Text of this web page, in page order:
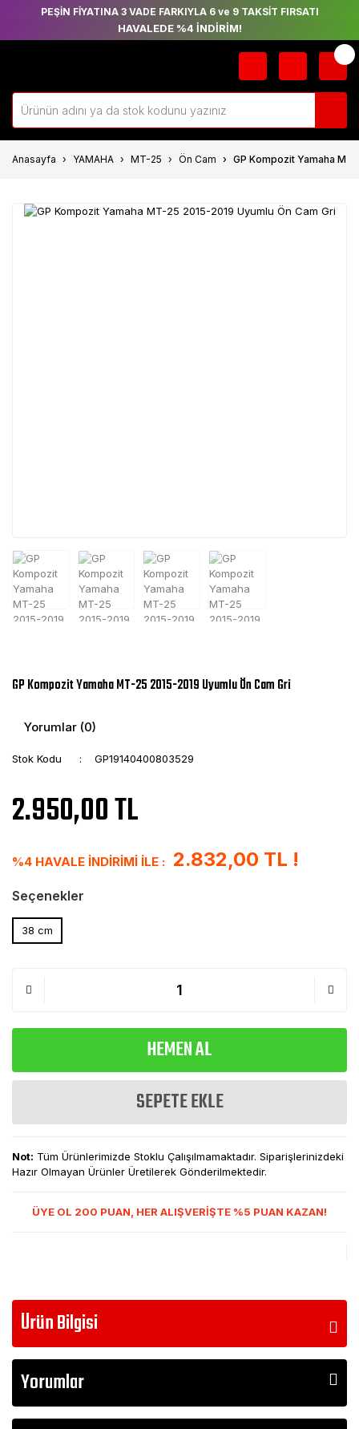
PEŞİN FİYATINA 3 VADE FARKIYLA 6 ve 9 TAKSİT FIRSATI
HAVALEDE %4 İNDİRİM!
Anasayfa YAMAHA MT-25 Ön Cam GP Kompozit Yamaha
GP Kompozit Yamaha MT-25 2015-2019 Uyumlu Ön Cam Gri
Yorumlar (0)
Stok Kodu GP19140400803529
2.950,00 TL
%4 HAVALE İNDİRİMİ İLE : 2.832,00 TL !
Seçenekler
38 cm
HEMEN AL
SEPETE EKLE
Not: Tüm Ürünlerimizde Stoklu Çalışılmamaktadır. Siparişlerinizdeki
Hazır Olmayan Ürünler Üretilerek Gönderilmektedir.
ÜYE OL 200 PUAN, HER ALIŞVERİŞTE %5 PUAN KAZAN!
Ürün Bilgisi
Yorumlar